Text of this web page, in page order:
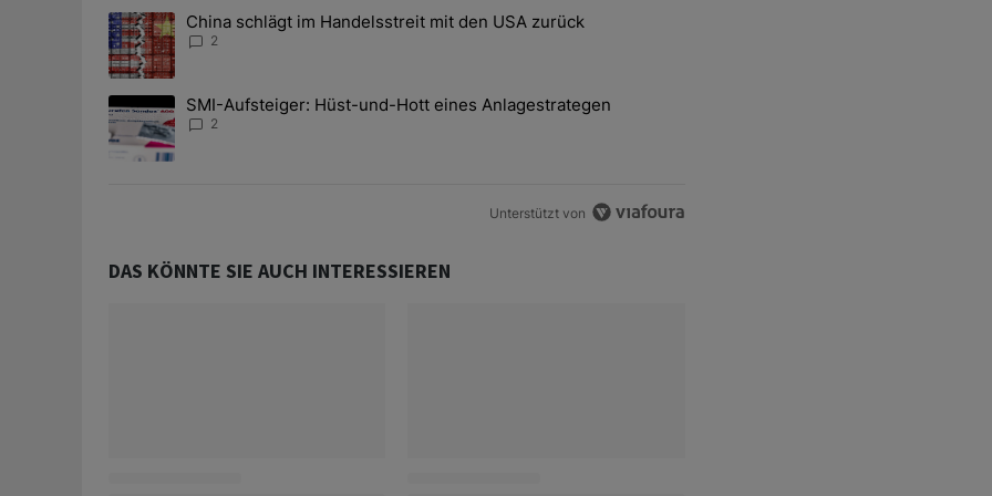
Das Folgende ist eine Liste der am meisten kommentierten Artikel der letzten 7 days.
Ein Trendartikel mit dem Titel "China schlägt im Handelsstreit mit den USA zurück" mit 2 kommentare.
China schlägt im Handelsstreit mit den USA zurück
2
Ein Trendartikel mit dem Titel "SMI-Aufsteiger: Hüst-und-Hott eines Anlagestrategen" mit 2 kommentare.
SMI-Aufsteiger: Hüst-und-Hott eines Anlagestrategen
2
Unterstützt von
DAS KÖNNTE SIE AUCH INTERESSIEREN